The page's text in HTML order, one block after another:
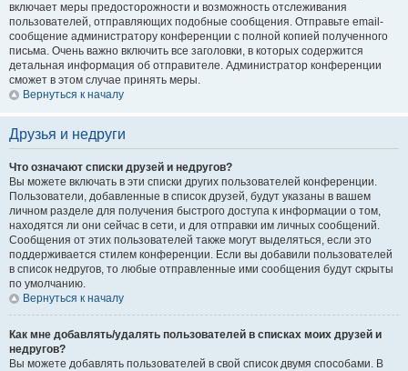
включает меры предосторожности и возможность отслеживания
пользователей, отправляющих подобные сообщения. Отправьте email-
сообщение администратору конференции с полной копией полученного
письма. Очень важно включить все заголовки, в которых содержится
детальная информация об отправителе. Администратор конференции
сможет в этом случае принять меры.
Вернуться к началу
Друзья и недруги
Что означают списки друзей и недругов?
Вы можете включать в эти списки других пользователей конференции.
Пользователи, добавленные в список друзей, будут указаны в вашем
личном разделе для получения быстрого доступа к информации о том,
находятся ли они сейчас в сети, и для отправки им личных сообщений.
Сообщения от этих пользователей также могут выделяться, если это
поддерживается стилем конференции. Если вы добавили пользователей
в список недругов, то любые отправленные ими сообщения будут скрыты
по умолчанию.
Вернуться к началу
Как мне добавлять/удалять пользователей в списках моих друзей и
недругов?
Вы можете добавлять пользователей в свой список двумя способами. В